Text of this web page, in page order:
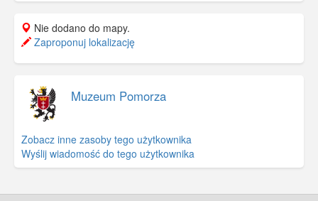
Nie dodano do mapy.
Zaproponuj lokalizację
Muzeum Pomorza
Zobacz inne zasoby tego użytkownika
Wyślij wiadomość do tego użytkownika